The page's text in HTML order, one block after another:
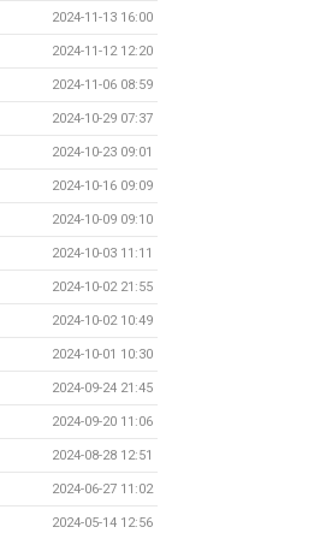
2024-11-13 16:00
2024-11-12 12:20
2024-11-06 08:59
2024-10-29 07:37
2024-10-23 09:01
2024-10-16 09:09
2024-10-09 09:10
2024-10-03 11:11
2024-10-02 21:55
2024-10-02 10:49
2024-10-01 10:30
2024-09-24 21:45
2024-09-20 11:06
2024-08-28 12:51
2024-06-27 11:02
2024-05-14 12:56